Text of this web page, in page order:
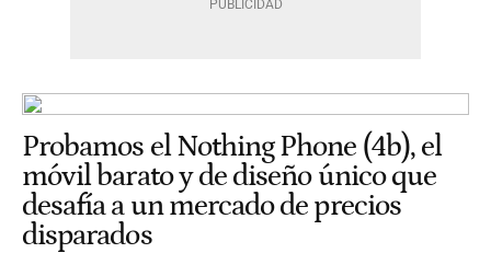
Probamos el Nothing Phone (4b), el
móvil barato y de diseño único que
desafía a un mercado de precios
disparados